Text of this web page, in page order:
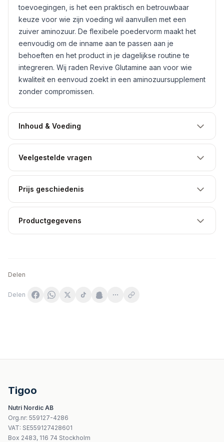
toevoegingen, is het een praktisch en betrouwbaar
keuze voor wie zijn voeding wil aanvullen met een
zuiver aminozuur. De flexibele poedervorm maakt het
eenvoudig om de inname aan te passen aan je
behoeften en het product in je dagelijkse routine te
integreren. Wij raden Revive Glutamine aan voor wie
kwaliteit en eenvoud zoekt in een aminozuursupplement
zonder compromissen.
Inhoud & Voeding
Veelgestelde vragen
Prijs geschiedenis
Productgegevens
Delen
Delen
Ostrovit L-Theanine + L-Tyrosine 90 kapslar
Revive - Gi Plus - 165g
Revive Multivitamin 150 vegetariska kapslar
Revive - Liver - 120 Vcaps
Tigoo
Nutri Nordic AB
Org.nr: 559127-4286
VAT: SE559127428601
Box 2483, 116 74 Stockholm